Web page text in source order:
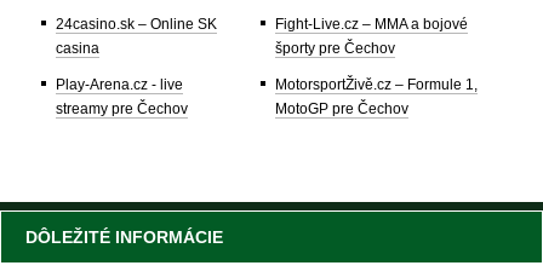
24casino.sk – Online SK
casina
Play-Arena.cz - live
streamy pre Čechov
Fight-Live.cz – MMA a bojové
športy pre Čechov
MotorsportŽivě.cz – Formule 1,
MotoGP pre Čechov
DÔLEŽITÉ INFORMÁCIE